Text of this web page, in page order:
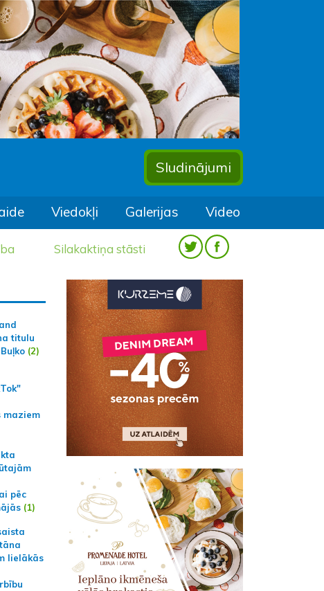
Sludinājumi
Viedokļi Galerijas Video
Silakaktiņa stāsti
titulu
(2)
maziem
pēc
(1)
lielākās